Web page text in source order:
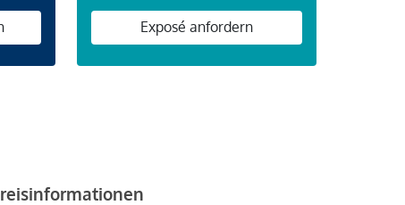
Exposé anfordern